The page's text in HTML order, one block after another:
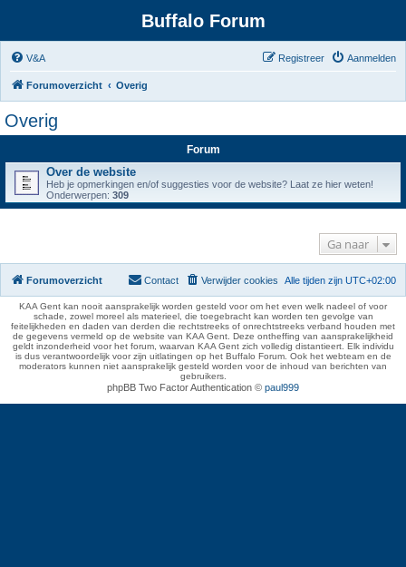
Buffalo Forum
V&A Aanmelden
Registreer
Forumoverzicht Overig
Overig
Forum
Over de website
Heb je opmerkingen en/of suggesties voor de website? Laat ze hier weten!
Onderwerpen: 309
Ga naar
Forumoverzicht Alle tijden zijn UTC+02:00
Verwijder cookies
Contact
KAA Gent kan nooit aansprakelijk worden gesteld voor om het even welk nadeel of voor
schade, zowel moreel als materieel, die toegebracht kan worden ten gevolge van
feitelijkheden en daden van derden die rechtstreeks of onrechtstreeks verband houden met
de gegevens vermeld op de website van KAA Gent. Deze ontheffing van aansprakelijkheid
geldt inzonderheid voor het forum, waarvan KAA Gent zich volledig distantieert. Elk individu
is dus verantwoordelijk voor zijn uitlatingen op het Buffalo Forum. Ook het webteam en de
moderators kunnen niet aansprakelijk gesteld worden voor de inhoud van berichten van
gebruikers.
phpBB Two Factor Authentication © paul999